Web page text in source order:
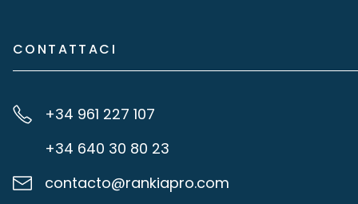
CONTATTACI
+34 961 227 107
+34 640 30 80 23
contacto@rankiapro.com